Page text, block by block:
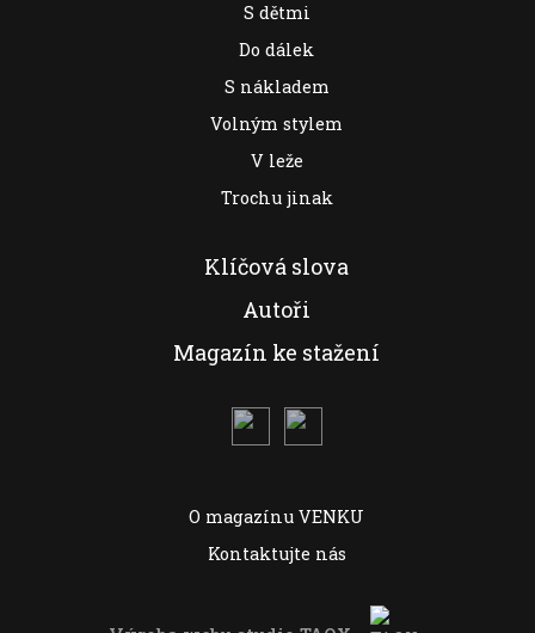
S dětmi
Do dálek
S nákladem
Volným stylem
V leže
Trochu jinak
Klíčová slova
Autoři
Magazín ke stažení
O magazínu VENKU
Kontaktujte nás